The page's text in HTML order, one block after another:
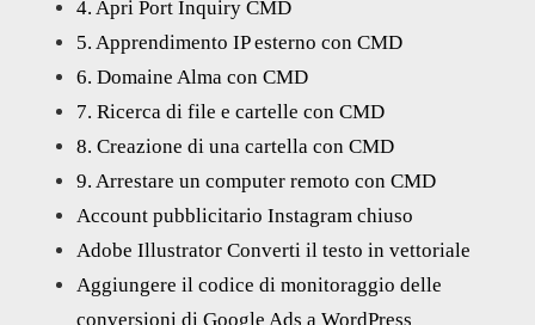
4. Apri Port Inquiry CMD
5. Apprendimento IP esterno con CMD
6. Domaine Alma con CMD
7. Ricerca di file e cartelle con CMD
8. Creazione di una cartella con CMD
9. Arrestare un computer remoto con CMD
Account pubblicitario Instagram chiuso
Adobe Illustrator Converti il testo in vettoriale
Aggiungere il codice di monitoraggio delle
conversioni di Google Ads a WordPress